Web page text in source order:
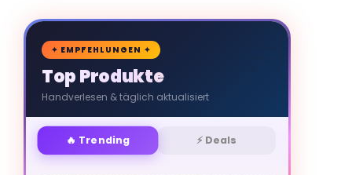
🛒
✦ EMPFEHLUNGEN ✦
Top Produkte
Handverlesen & täglich aktualisiert
🔥 Trending ⚡ Deals